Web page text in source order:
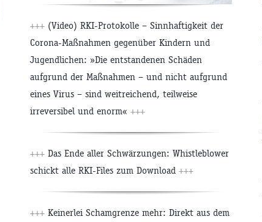
+++ (Video) RKI-Protokolle – Sinnhaftigkeit der
Corona-Maßnahmen gegenüber Kindern und
Jugendlichen: »Die entstandenen Schäden
aufgrund der Maßnahmen – und nicht aufgrund
eines Virus – sind weitreichend, teilweise
irreversibel und enorm« +++
+++ Das Ende aller Schwärzungen: Whistleblower
schickt alle RKI-Files zum Download +++
+++ Keinerlei Schamgrenze mehr: Direkt aus dem